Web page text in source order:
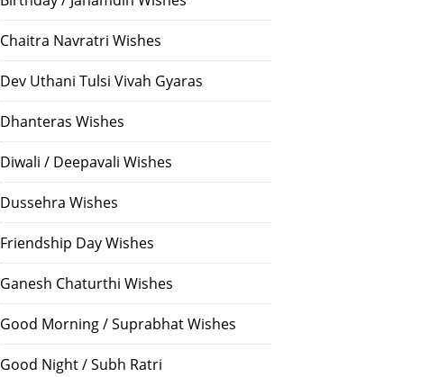
Chaitra Navratri Wishes
Dev Uthani Tulsi Vivah Gyaras
Dhanteras Wishes
Diwali / Deepavali Wishes
Dussehra Wishes
Friendship Day Wishes
Ganesh Chaturthi Wishes
Good Morning / Suprabhat Wishes
Good Night / Subh Ratri